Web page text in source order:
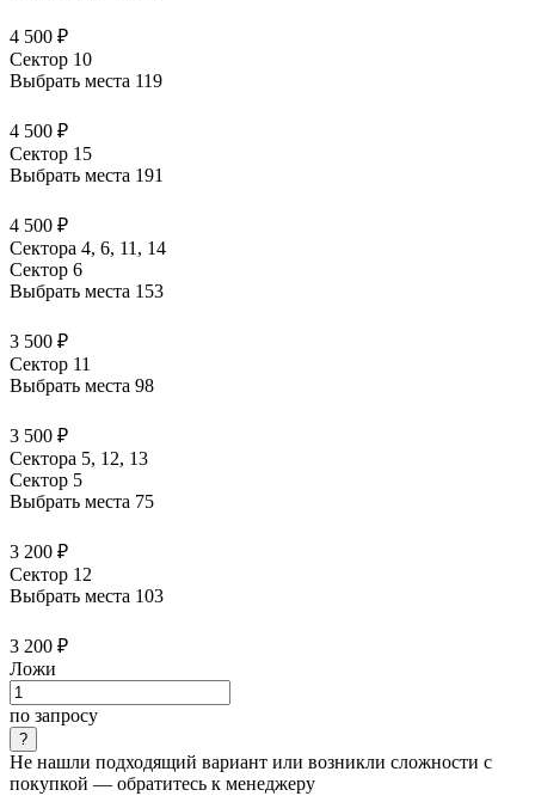
4 500 ₽
Сектор 10
Выбрать места 119
4 500 ₽
Сектор 15
Выбрать места 191
4 500 ₽
Сектора 4, 6, 11, 14
Сектор 6
Выбрать места 153
3 500 ₽
Сектор 11
Выбрать места 98
3 500 ₽
Сектора 5, 12, 13
Сектор 5
Выбрать места 75
3 200 ₽
Сектор 12
Выбрать места 103
3 200 ₽
Ложи
по запросу
Не нашли подходящий вариант или возникли сложности с
покупкой — обратитесь к менеджеру